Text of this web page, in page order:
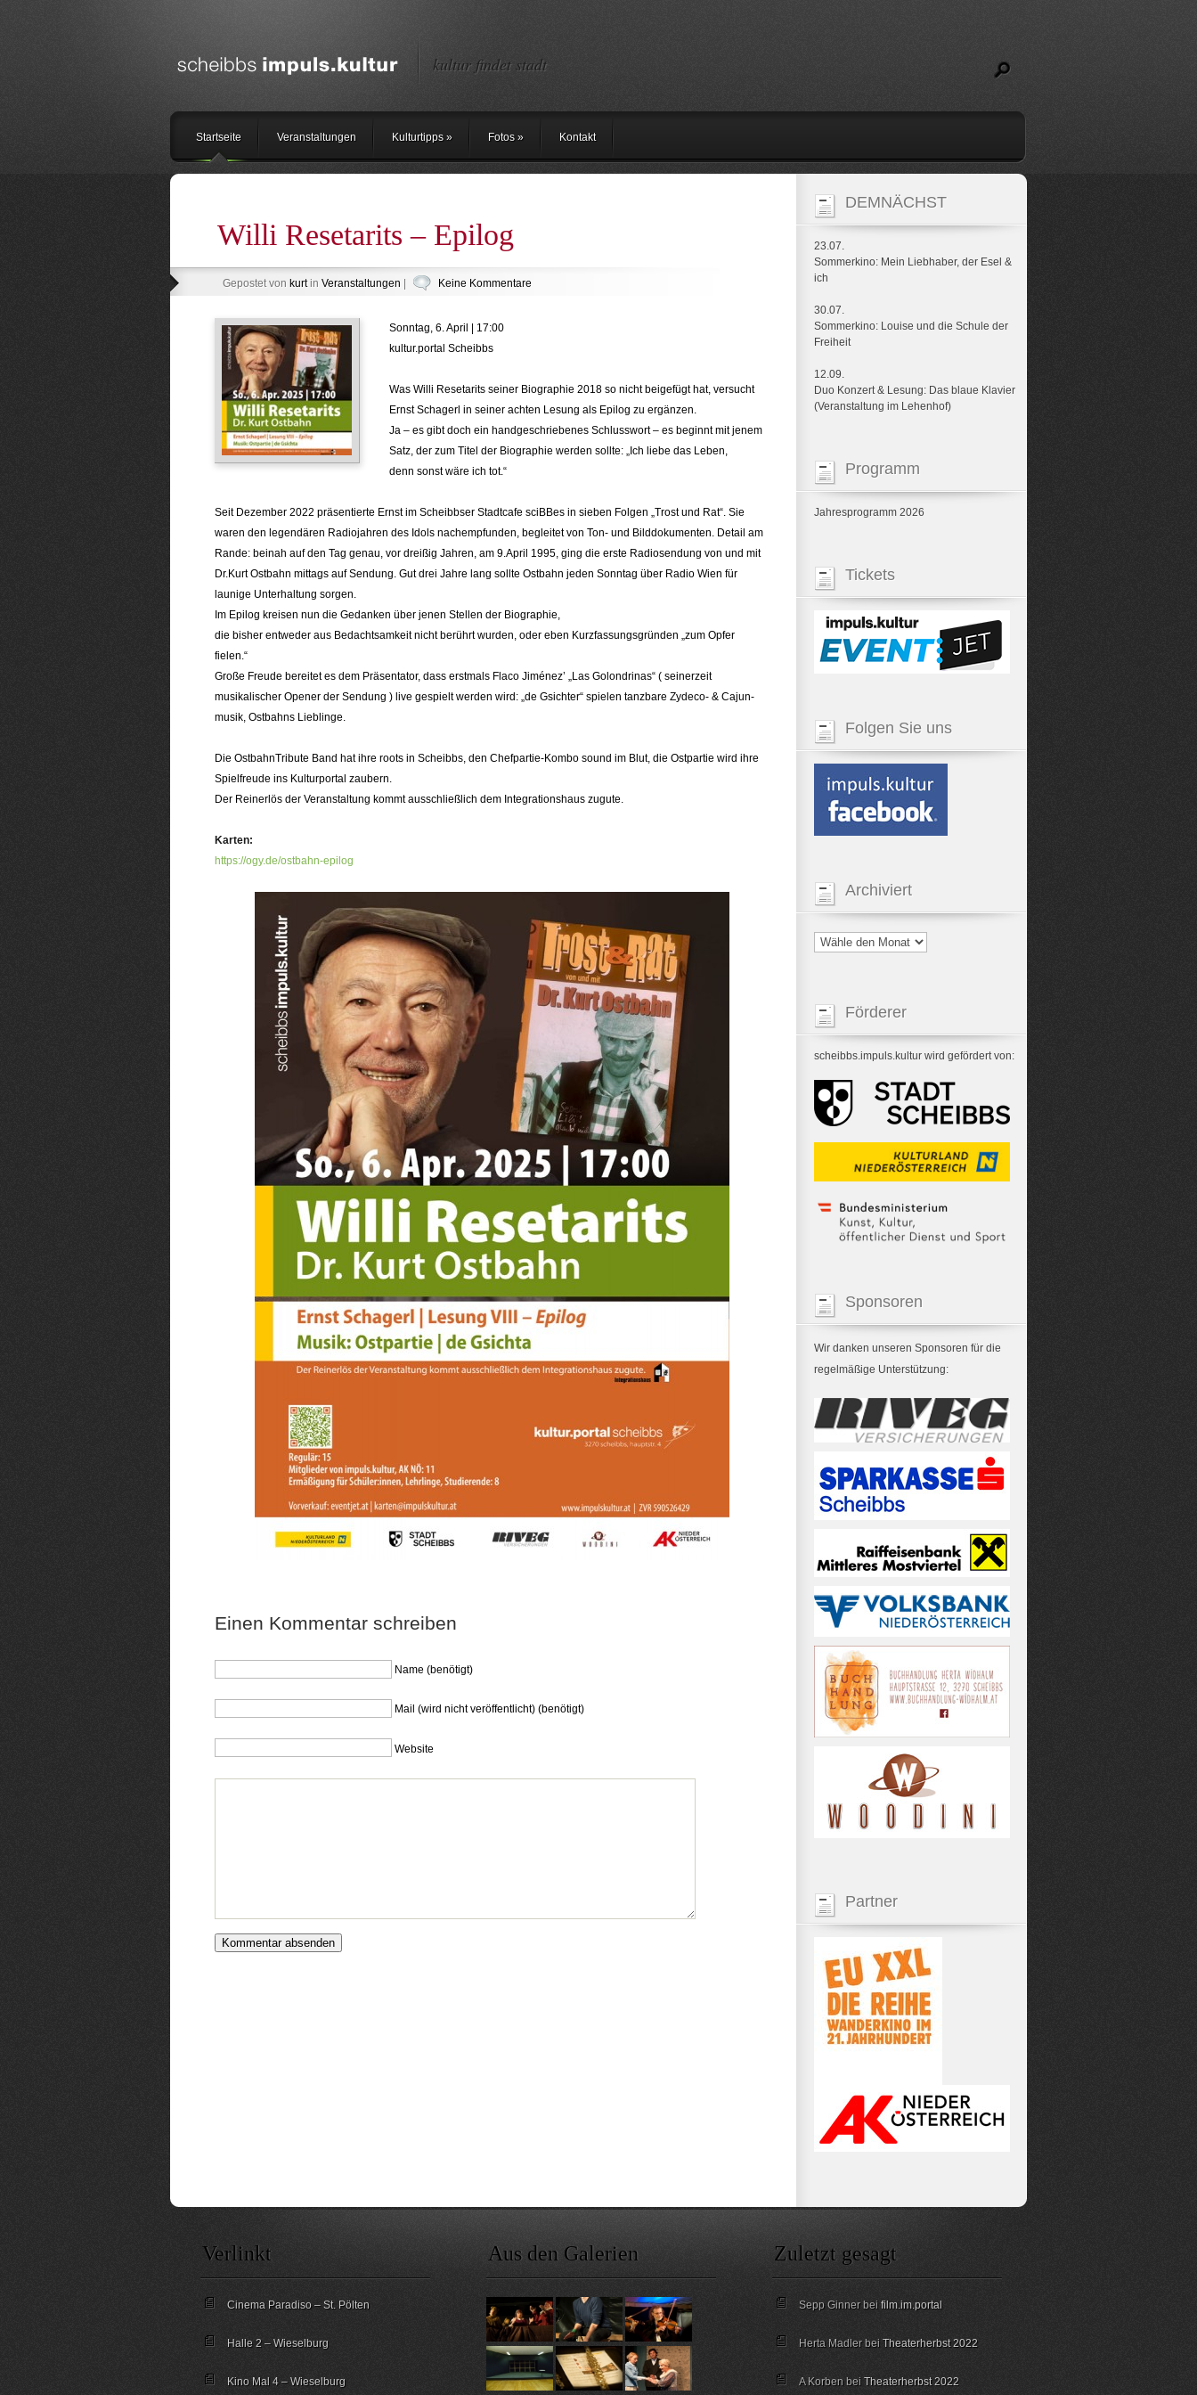
kultur findet stadt
Startseite Veranstaltungen Kulturtipps» Fotos» Kontakt
Willi Resetarits – Epilog
Gepostet von kurtin Veranstaltungen Keine Kommentare
Sonntag, 6. April | 17:00
kultur.portal Scheibbs
Was Willi Resetarits seiner Biographie 2018 so nicht beigefügt hat, versucht
Ernst Schagerl in seiner achten Lesung als Epilog zu ergänzen.
Ja – es gibt doch ein handgeschriebenes Schlusswort – es beginnt mit jenem
Satz, der zum Titel der Biographie werden sollte: „Ich liebe das Leben,
denn sonst wäre ich tot.“
Seit Dezember 2022 präsentierte Ernst im Scheibbser Stadtcafe sciBBes in sieben Folgen „Trost und Rat“. Sie
waren den legendären Radiojahren des Idols nachempfunden, begleitet von Ton- und Bilddokumenten. Detail am
Rande: beinah auf den Tag genau, vor dreißig Jahren, am 9.April 1995, ging die erste Radiosendung von und mit
Dr.Kurt Ostbahn mittags auf Sendung. Gut drei Jahre lang sollte Ostbahn jeden Sonntag über Radio Wien für
launige Unterhaltung sorgen.
Im Epilog kreisen nun die Gedanken über jenen Stellen der Biographie,
die bisher entweder aus Bedachtsamkeit nicht berührt wurden, oder eben Kurzfassungsgründen „zum Opfer
fielen.“
Große Freude bereitet es dem Präsentator, dass erstmals Flaco Jiménez’ „Las Golondrinas“ ( seinerzeit
musikalischer Opener der Sendung ) live gespielt werden wird: „de Gsichter“ spielen tanzbare Zydeco- & Cajun-
musik, Ostbahns Lieblinge.
Die OstbahnTribute Band hat ihre roots in Scheibbs, den Chefpartie-Kombo sound im Blut, die Ostpartie wird ihre
Spielfreude ins Kulturportal zaubern.
Der Reinerlös der Veranstaltung kommt ausschließlich dem Integrationshaus zugute.
Karten:
https://ogy.de/ostbahn-epilog
Einen Kommentar schreiben
Name (benötigt)
Mail (wird nicht veröffentlicht) (benötigt)
Website
DEMNÄCHST
23.07.
Sommerkino: Mein Liebhaber, der Esel &
ich
30.07.
Sommerkino: Louise und die Schule der
Freiheit
12.09.
Duo Konzert & Lesung: Das blaue Klavier
(Veranstaltung im Lehenhof)
Programm
Jahresprogramm 2026
Tickets
Folgen Sie uns
Archiviert
Förderer
scheibbs.impuls.kultur wird gefördert von:
Sponsoren
Wir danken unseren Sponsoren für die
regelmäßige Unterstützung:
Partner
Verlinkt
Cinema Paradiso – St. Pölten
Halle 2 – Wieselburg
Kino Mal 4 – Wieselburg
Aus den Galerien Zuletzt gesagt
Sepp Ginner bei film.im.portal
Herta Madler bei Theaterherbst 2022
A Korben bei Theaterherbst 2022